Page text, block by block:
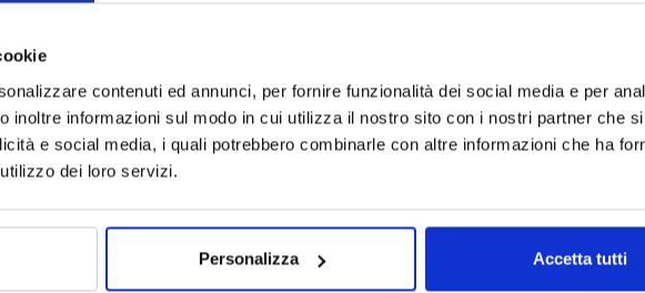
contenuti ed annunci, per fornire funzionalità dei social media e per
inoltre informazioni sul modo in cui utilizza il nostro sito con i nostri partner che
e social media, i quali potrebbero combinarle con altre informazioni che ha
dei loro servizi.
Personalizza Accetta tutti
30